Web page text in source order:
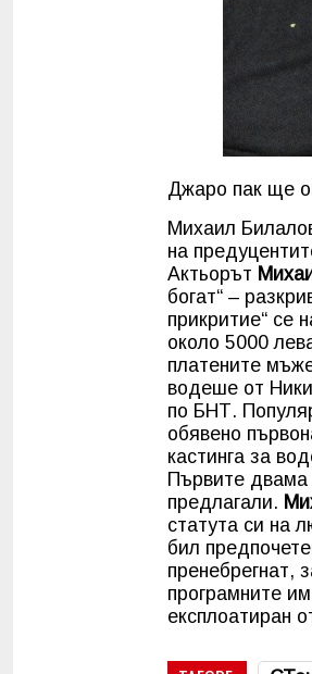
Джаро пак ще
Михаил
на
Актьорът
богат“ –
прикритие“ се
около 5000
платените
водеше от
по БНТ.
обявено
кастинга за
Първите двама
предлагали.
статута си на
бил
пренебрегнат,
програмните
експлоатиран